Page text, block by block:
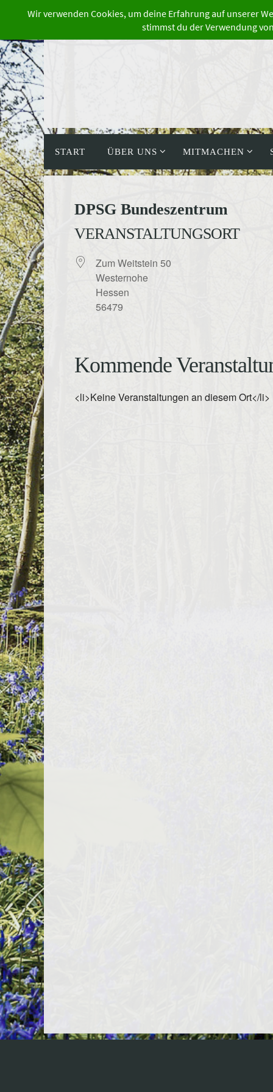
Zum
Inhalt
springen
START ÜBER UNS MITMACHEN
DPSG Bundeszentrum
VERANSTALTUNGSORT
Zum Weitstein 50
Westernohe
Hessen
56479
Kommende
<li>Keine Veranstaltungen an diesem Ort</li>